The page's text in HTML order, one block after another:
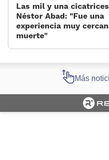
Las mil y una
Néstor Abad: «Fue una
experiencia muy
muerte»
Más